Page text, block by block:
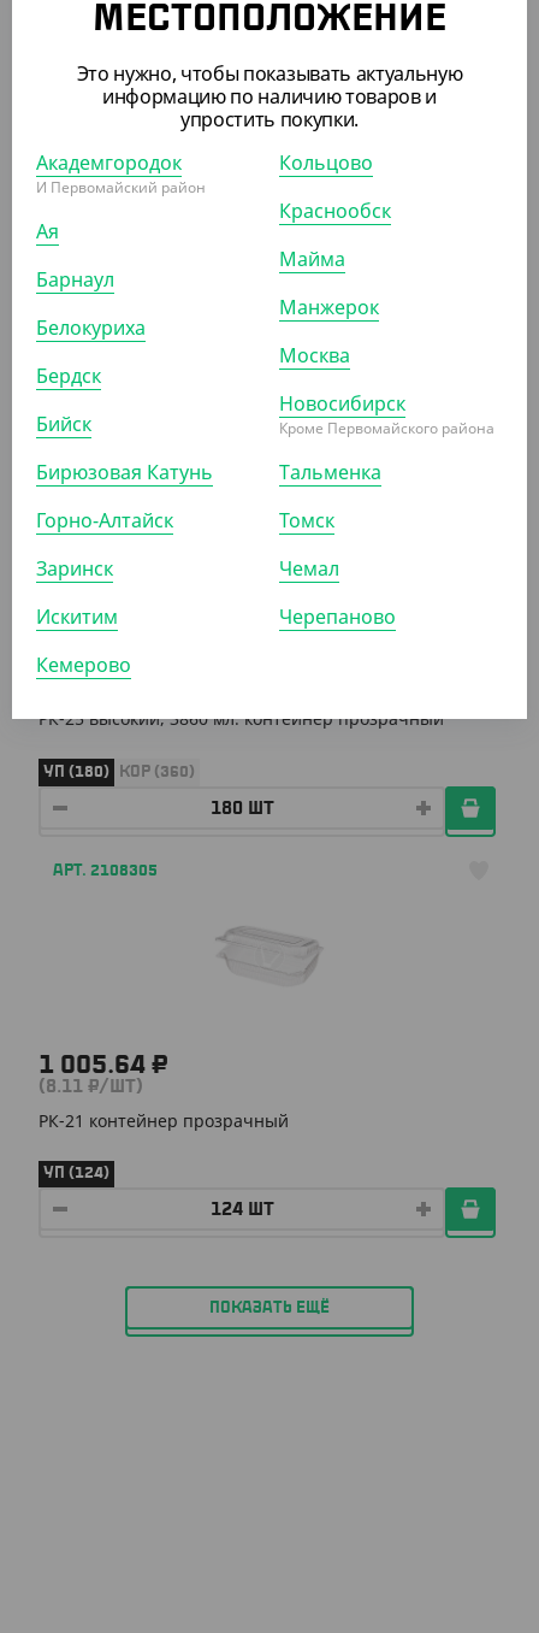
АРТ. 2107807
(4.65 ₽/ШТ)
РК-6 контейнер прозрачный высокий
УП (171)
АРТ. 2108410
3 196.80 ₽
(17.76 ₽/ШТ)
РК-25 высокий, 3860 мл. контейнер прозрачный
УП (180) КОР (360)
АРТ. 2108305
1 005.64 ₽
(8.11 ₽/ШТ)
РК-21 контейнер прозрачный
УП (124)
ПОКАЗАТЬ ЕЩЁ
МЕСТОПОЛОЖЕНИЕ
Это нужно, чтобы показывать актуальную
информацию по наличию товаров и
упростить покупки.
Академгородок
И Первомайский район
Ая
Барнаул
Белокуриха
Бердск
Бийск
Бирюзовая Катунь
Горно-Алтайск
Заринск
Искитим
Кемерово
Кольцово
Краснообск
Майма
Манжерок
Москва
Новосибирск
Кроме Первомайского района
Тальменка
Томск
Чемал
Черепаново